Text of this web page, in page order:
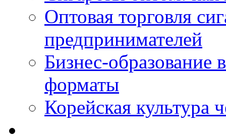
Оптовая торговля
предпринимателей
Бизнес-образование
форматы
Корейская культура